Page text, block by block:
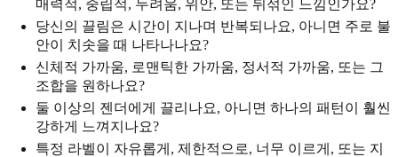
매력적, 중립적, 두려움, 위안, 또는 뒤섞인 느낌인가요?
당신의 끌림은 시간이 지나며 반복되나요, 아니면 주로 불
안이 치솟을 때 나타나나요?
신체적 가까움, 로맨틱한 가까움, 정서적 가까움, 또는 그
조합을 원하나요?
둘 이상의 젠더에게 끌리나요, 아니면 하나의 패턴이 훨씬
강하게 느껴지나요?
특정 라벨이 자유롭게, 제한적으로, 너무 이르게, 또는 지